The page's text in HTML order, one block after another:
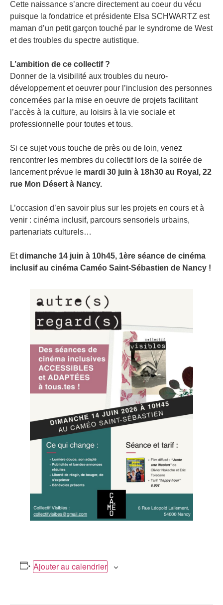
Cette naissance s’ancre directement au coeur du vécu
puisque la fondatrice et présidente Elsa SCHWARTZ est
maman d’un petit garçon touché par le syndrome de West
et des troubles du spectre autistique.
L’ambition de ce collectif ?
Donner de la visibilité aux troubles du neuro-
développement et oeuvrer pour l’inclusion des personnes
concernées par la mise en oeuvre de projets facilitant
l’accès à la culture, au loisirs à la vie sociale et
professionnelle pour toutes et tous.
Si ce sujet vous touche de près ou de loin, venez
rencontrer les membres du collectif lors de la soirée de
lancement prévue le mardi 30 juin à 18h30 au Royal, 22
rue Mon Désert à Nancy.
L’occasion d’en savoir plus sur les projets en cours et à
venir : cinéma inclusif, parcours sensoriels urbains,
partenariats culturels…
Etdimanche 14 juin à 10h45, 1ère séance de cinéma
inclusif au cinéma Caméo Saint-Sébastien de Nancy !
Ajouter au calendrier